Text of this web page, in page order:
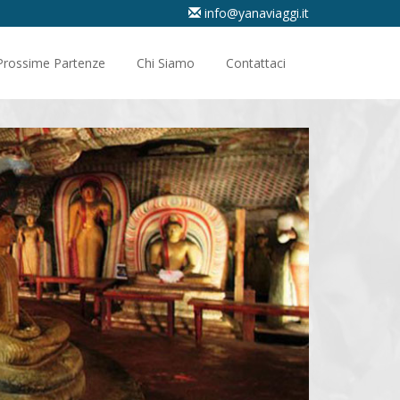
info@yanaviaggi.it
Partenze Chi Siamo Contattaci